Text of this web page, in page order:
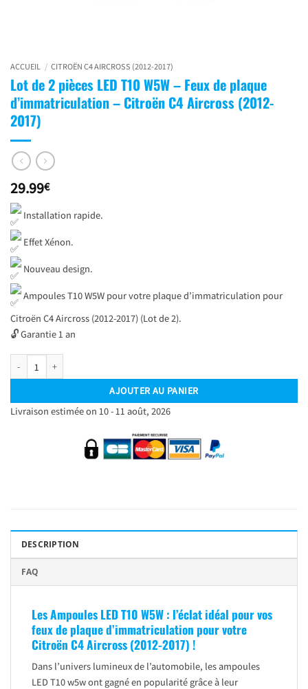
ACCUEIL / CITROËN C4 AIRCROSS (2012-2017)
Lot de 2 pièces LED T10 W5W – Feux de plaque
d’immatriculation – Citroën C4 Aircross (2012-
2017)
29.99€
Installation rapide.
Effet Xénon.
Nouveau design.
Ampoules T10 W5W pour votre plaque d’immatriculation pour
Citroën C4 Aircross (2012-2017) (Lot de 2).
🔓 Garantie 1 an
AJOUTER AU PANIER
Livraison estimée on 10 - 11 août, 2026
DESCRIPTION
FAQ
Les Ampoules LED T10 W5W : l’éclat idéal pour vos
feux de plaque d’immatriculation pour votre
Citroën C4 Aircross (2012-2017) !
Dans l’univers lumineux de l’automobile, les ampoules
LED T10 w5w ont gagné en popularité grâce à leur